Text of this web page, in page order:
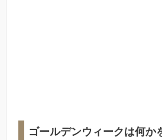
ゴールデンウィークは何か